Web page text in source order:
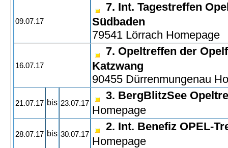
09.07.17
7. Int. Tagestreffen
Südbaden
79541 Lörrach Homepage
16.07.17
7. Opeltreffen der
Katzwang
90455 Dürrenmungenau
21.07.17 bis 23.07.17
3. BergBlitzSee
Homepage
28.07.17 bis 30.07.17
2. Int. Benefiz OPEL-
Homepage